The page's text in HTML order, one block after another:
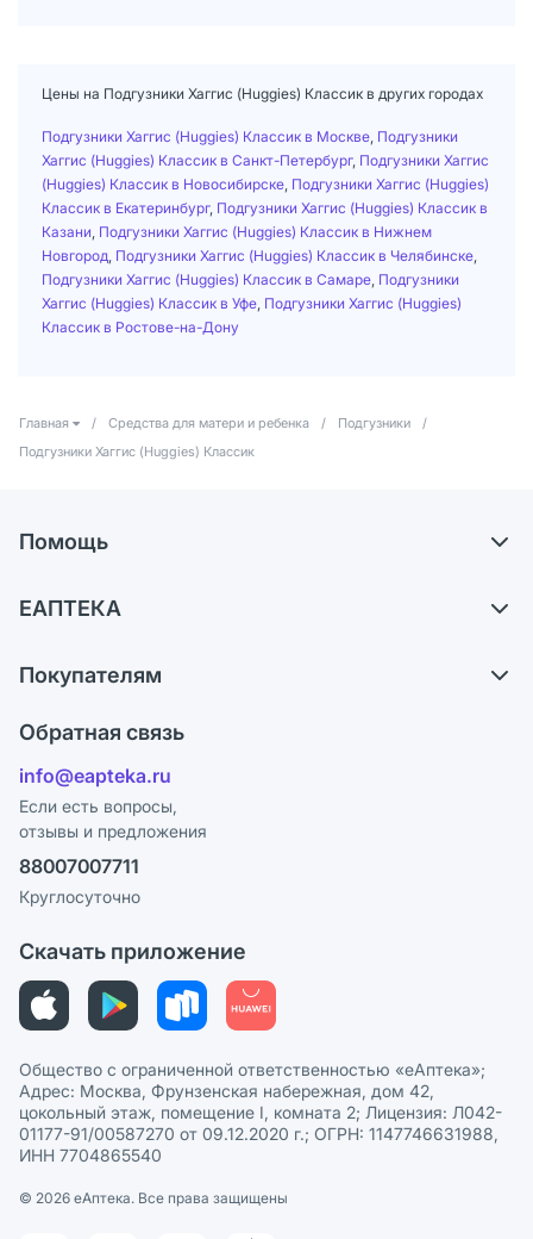
Цены на Подгузники Хаггис (Huggies) Классик в других городах
Подгузники Хаггис (Huggies) Классик в Москве Подгузники
Хаггис (Huggies) Классик в Санкт-Петербург, Подгузники Хаггис
(Huggies) Классик в Новосибирске Подгузники Хаггис (Huggies)
Классик в Екатеринбург, Подгузники Хаггис (Huggies) Классик в
Казани Подгузники Хаггис (Huggies) Классик в Нижнем
Новгород Подгузники Хаггис (Huggies) Классик в Челябинске
Подгузники Хаггис (Huggies) Классик в Самаре Подгузники
Хаггис (Huggies) Классик в Уфе Подгузники Хаггис (Huggies)
Классик в Ростове-на-Дону
Главная / Средства для матери и ребенка / Подгузники
/
Подгузники Хаггис (Huggies) Классик
Помощь
Самовывоз из аптек
Ответы на вопросы
Блог
ЕАПТЕКА
Карьера
Поставщики
Лицензия
Реклама на сайте
Ваши товары на ЕАПТЕКЕ
Покупателям
Программа СберСпасибо
Политика конфиденциальности
Пользовательское соглашение
Политика рекомендаций
Этика и соответствие
Политика в отношении обработки персональных данных
Обратная связь
info@eapteka.ru
Если есть вопросы,
отзывы и предложения
88007007711
Круглосуточно
Скачать приложение
Общество с ограниченной ответственностью «еАптека»;
Адрес: Москва, Фрунзенская набережная, дом 42,
цокольный этаж, помещение I, комната 2; Лицензия: Л042-
01177-91/00587270 от 09.12.2020 г.; ОГРН: 1147746631988,
ИНН 7704865540
© 2026 eАптека. Все права защищены